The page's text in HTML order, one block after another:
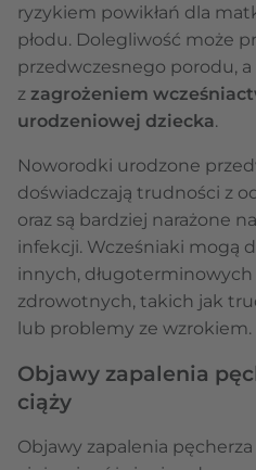
ryzykiem powikłań dla
płodu. Dolegliwość może
przedwczesnego porodu, a
z zagrożeniem
urodzeniowej dziecka.
Noworodki urodzone
doświadczają trudności z
oraz są bardziej narażone
infekcji. Wcześniaki mogą
innych,
zdrowotnych, takich jak
lub problemy ze wzrokiem.
Objawy zapalenia
ciąży
Objawy zapalenia